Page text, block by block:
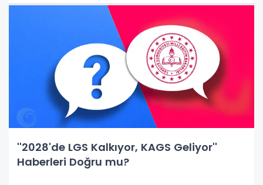
''2028'de LGS Kalkıyor, KAGS Geliyor''
Haberleri Doğru mu?